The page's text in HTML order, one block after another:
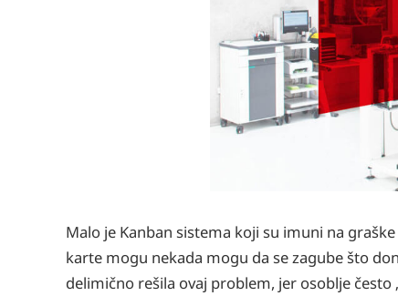
Malo je Kanban sistema koji su imuni na
karte mogu nekada mogu da se zagube što
delimično rešila ovaj problem, jer osoblje